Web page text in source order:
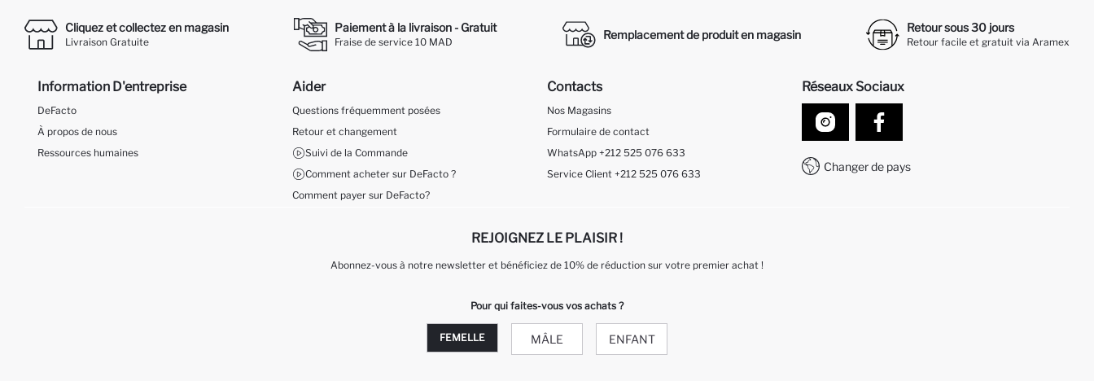
Cliquez et collectez en magasin
Livraison Gratuite
Paiement à la livraison - Gratuit
Fraise de service 10 MAD
Remplacement de produit en magasin
Retour sous 30 jours
Retour facile et gratuit via Aramex
Information D'entreprise
DeFacto
À propos de nous
Ressources humaines
Aider
Questions fréquemment posées
Retour et changement
Suivi de la Commande
Comment acheter sur DeFacto ?
Comment payer sur DeFacto?
Contacts
Nos Magasins
Formulaire de contact
WhatsApp +212 525 076 633
Service Client +212 525 076 633
Réseaux Sociaux
Changer de pays
REJOIGNEZ LE PLAISIR !
Abonnez-vous à notre newsletter et bénéficiez de 10% de réduction sur votre premier achat !
Pour qui faites-vous vos achats ?
FEMELLE MÂLE ENFANT